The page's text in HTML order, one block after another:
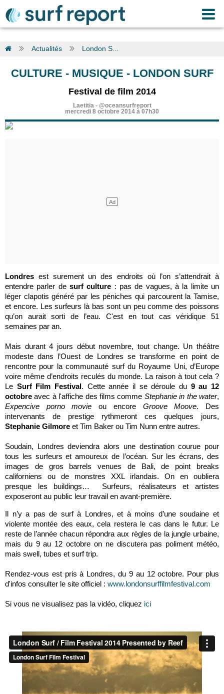
Actualités London S...
CULTURE - MUSIQUE - LONDON SURF
Festival de film 2014
Laetitia- @oceansurfreport
mercredi 8 octobre 2014 à 07h30
Londres est surement un des endroits où l’on s’attendrait à
entendre parler de surf culture : pas de vagues, à la limite un
léger clapotis généré par les péniches qui parcourent la Tamise,
et encore. Les surfeurs là bas sont un peu comme des poissons
qu’on aurait sorti de l’eau. C'est en tout cas véridique 51
semaines par an.
Mais durant 4 jours début novembre, tout change. Un théâtre
modeste dans l’Ouest de Londres se transforme en point de
rencontre pour la communauté surf du Royaume Uni, d’Europe
voire même d’endroits reculés du monde. La raison à tout cela ?
Le Surf Film Festival. Cette année il se déroule du 9 au 12
octobre avec à l'affiche des films comme Stephanie in the water,
Expencive porno movie ou encore Groove Moove. Des
intervenants de prestige rythmeront ces quelques jours,
Stephanie Gilmore et Tim Baker ou Tim Nunn entre autres.
Soudain, Londres deviendra alors une destination courue pour
tous les surfeurs et amoureux de l’océan. Sur les écrans, des
images de gros barrels venues de Bali, de point breaks
californiens ou de monstres XXL irlandais. On en oubliera
presque les buildings… Surfeurs, réalisateurs et artistes
exposeront au public leur travail en avant-première.
Il n’y a pas de surf à Londres, et à moins d’une soudaine et
violente montée des eaux, cela restera le cas dans le futur. Le
reste de l’année chacun répondra aux règles de la jungle urbaine,
mais du 9 au 12 octobre on ne discutera pas poliment météo,
mais swell, tubes et surf trip.
Rendez-vous est pris à Londres, du 9 au 12 octobre. Pour plus
d'infos consulter le site officiel : www.londonsurffilmfestival.com
Si vous ne visualisez pas la vidéo, cliquez ici